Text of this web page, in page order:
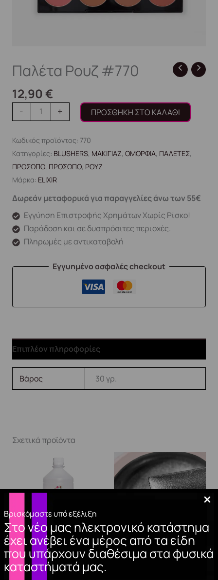
Βρισκόμαστε υπό εξέλιξη
Στο νέο μας ηλεκτρονικό κατάστημα
έχει ανέβει ένα μέρος από τα είδη
που υπάρχουν διαθέσιμα στα φυσικά
καταστήματά μας.
Παλέτα Ρουζ #770
12,90 €
- + ΠΡΟΣΘΉΚΗ ΣΤΟ ΚΑΛΆΘΙ
Κωδικός προϊόντος: 770
Κατηγορίες: BLUSHERS, ΜΑΚΙΓΙΑΖ, ΟΜΟΡΦΙΑ, ΠΑΛΕΤΕΣ,
ΠΡΟΣΩΠΟ, ΠΡΟΣΩΠΟ, ΡΟΥΖ
Μάρκα: ELIXIR
Δωρεάν μεταφορικά για παραγγελίες άνω των 55€
Εγγύηση Επιστροφής Χρημάτων Χωρίς Ρίσκο!
Παράδοση και σε δυσπρόσιτες περιοχές.
Πληρωμές με αντικαταβολή
Εγγυημένο ασφαλές checkout
Επιπλέον πληροφορίες
Βάρος 30 γρ.
Σχετικά προϊόντα
NAIL CLEANER
1000ml.
METALLIC GEL